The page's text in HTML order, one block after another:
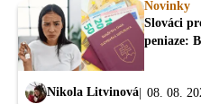
Novinky
Slováci
peniaze:
Nikola Litvinová 08. 08.